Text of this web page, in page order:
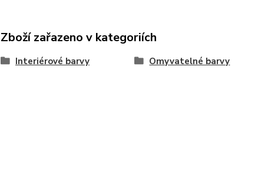
Zboží zařazeno v kategoriích
Interiérové barvy Omyvatelné barvy